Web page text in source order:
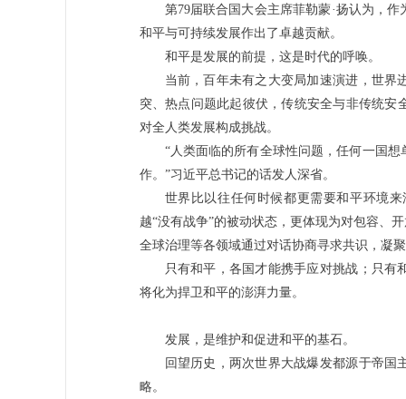
第79届联合国大会主席菲勒蒙·扬认为，
和平与可持续发展作出了卓越贡献。
和平是发展的前提，这是时代的呼唤。
当前，百年未有之大变局加速演进，世界
突、热点问题此起彼伏，传统安全与非传统
对全人类发展构成挑战。
“人类面临的所有全球性问题，任何一国
作。”习近平总书记的话发人深省。
世界比以往任何时候都更需要和平环境
越“没有战争”的被动状态，更体现为对包容、
全球治理等各领域通过对话协商寻求共识，凝
只有和平，各国才能携手应对挑战；只有
将化为捍卫和平的澎湃力量。
发展，是维护和促进和平的基石。
回望历史，两次世界大战爆发都源于帝
略。